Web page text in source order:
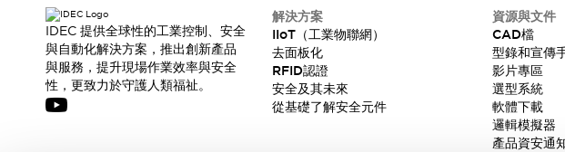
IDEC 提供全球性的工業控制、安全
與自動化解決方案，推出創新產品
與服務，提升現場作業效率與安全
性，更致力於守護人類福祉。
解決方案
IIoT（工業物聯網）
去面板化
RFID認證
安全及其未來
從基礎了解安全元件
資源與文件
CAD檔
型錄和宣傳
影片專區
選型系統
軟體下載
邏輯模擬器
產品資安通